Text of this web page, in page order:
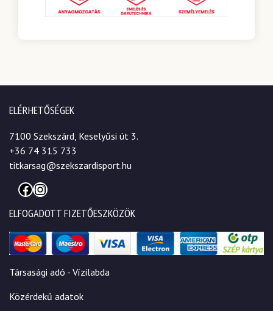
ELÉRHETŐSÉGEK
7100 Szekszárd, Keselyűsi út 3.
+36 74 315 733
titkarsag@szekszardisport.hu
Facebook
Instagram
ELFOGADOTT FIZETŐESZKÖZÖK
Társasági adó - Vízilabda
Közérdekű adatok